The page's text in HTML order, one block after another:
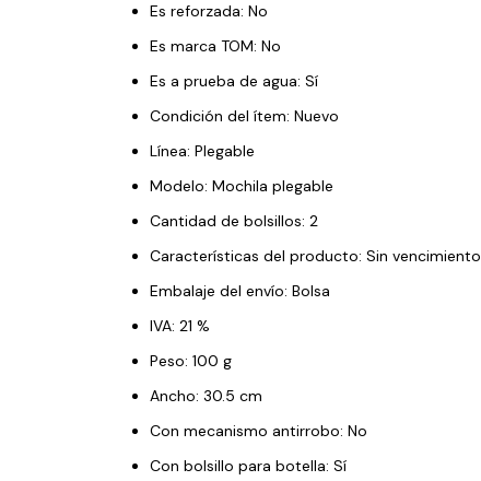
Es reforzada: No
Es marca TOM: No
Es a prueba de agua: Sí
Condición del ítem: Nuevo
Línea: Plegable
Modelo: Mochila plegable
Cantidad de bolsillos: 2
Características del producto: Sin vencimiento
Embalaje del envío: Bolsa
IVA: 21 %
Peso: 100 g
Ancho: 30.5 cm
Con mecanismo antirrobo: No
Con bolsillo para botella: Sí